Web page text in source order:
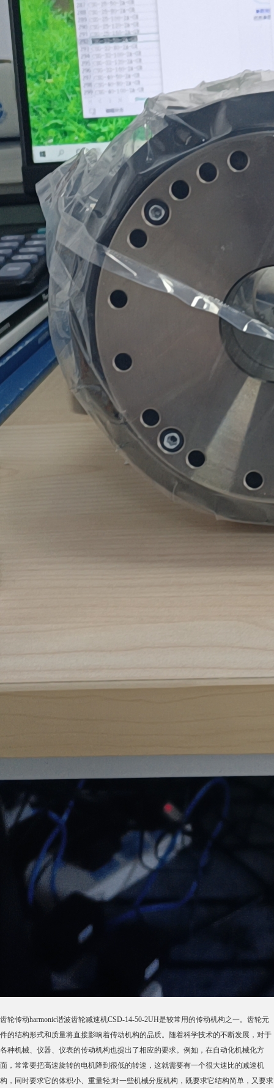
齿轮传动harmonic谐波齿轮减速机CSD-14-50-2UH是较常用的传动机构之一。齿轮元
件的结构形式和质量将直接影响着传动机构的品质。随着科学技术的不断发展，对于
各种机械、仪器、仪表的传动机构也提出了相应的要求。例如，在自动化机械化方
面，常常要把高速旋转的电机降到很低的转速，这就需要有一个很大速比的减速机
构，同时要求它的体积小、重量轻;对一些机械分度机构，既要求它结构简单，又要求